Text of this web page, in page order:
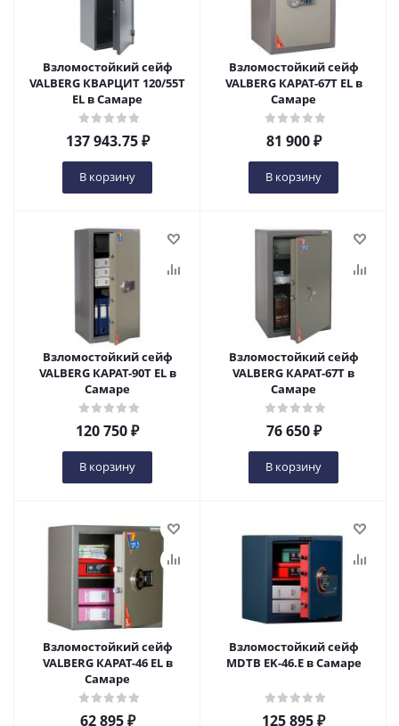
Взломостойкий сейф
VALBERG КВАРЦИТ 120/55T
EL в Самаре
137 943.75₽
В корзину
Взломостойкий сейф
VALBERG КАРАТ-67T EL в
Самаре
81 900₽
В корзину
Взломостойкий сейф
VALBERG КАРАТ-90T EL в
Самаре
120 750₽
В корзину
Взломостойкий сейф
VALBERG КАРАТ-67T в
Самаре
76 650₽
В корзину
Взломостойкий сейф
VALBERG КАРАТ-46 EL в
Самаре
62 895₽
Взломостойкий сейф
MDTB EK-46.E в Самаре
125 895₽